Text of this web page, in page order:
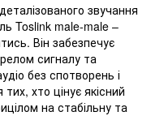
звучання
Toslink male-male –
Він забезпечує
сигналу та
без спотворень і
хто цінує якісний
на стабільну та